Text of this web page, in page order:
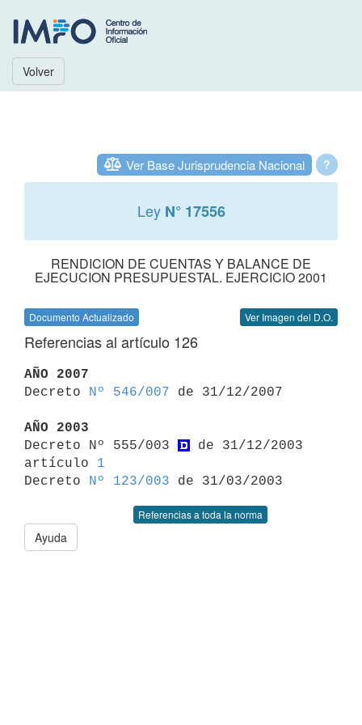
Volver
?
Ver Base Jurisprudencia Nacional
Ley N° 17556
RENDICION DE CUENTAS Y BALANCE DE
EJECUCION PRESUPUESTAL. EJERCICIO 2001
Documento Actualizado Ver Imagen del D.O.
Referencias al artículo 126
AÑO 2007
Decreto
Nº 546/007 de 31/12/2007
AÑO 2003
Decreto Nº 555/003
de 31/12/2003
artículo 1
Decreto
Nº 123/003
Referencias a toda la norma
Ayuda